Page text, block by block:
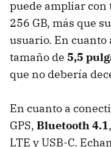
puede ampliar con
256 GB, más que
usuario. En cuanto
tamaño de 5,5
que no debería
En cuanto a
GPS, Bluetooth 4.1
LTE y USB-C.